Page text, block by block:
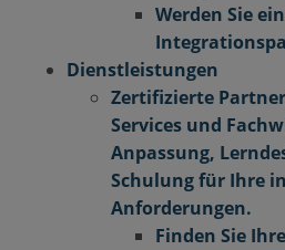
Werden Sie
Dienstleistungen
Zertifizierte Partner
Services und
Anpassung,
Schulung für Ihre
Anforderungen.
Finden Sie